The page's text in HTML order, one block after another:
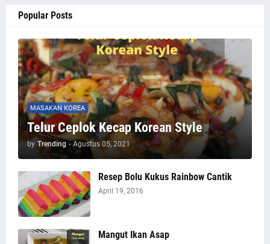
Popular Posts
MASAKAN KOREA
Telur Ceplok Kecap Korean Style
by Trending - Agustus 05, 2021
Resep Bolu Kukus Rainbow Cantik
April 19, 2016
Mangut Ikan Asap